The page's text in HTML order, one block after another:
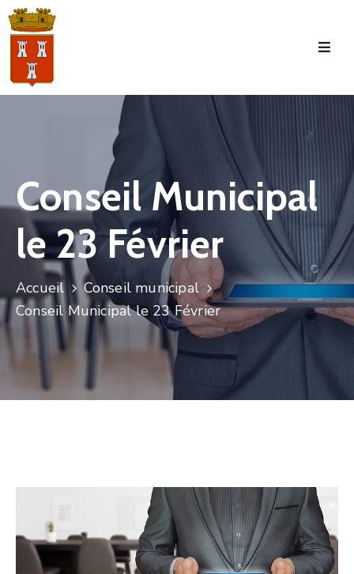
Accueil
Manifestations
Vie
Municipale
Services
Jeunesse
Conseil Municipal
le 23 Février
Accueil
Conseil municipal
Conseil Municipal le 23 Février